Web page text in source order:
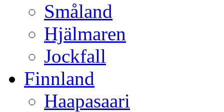
Småland
Hjälmaren
Jockfall
Finnland
Haapasaari